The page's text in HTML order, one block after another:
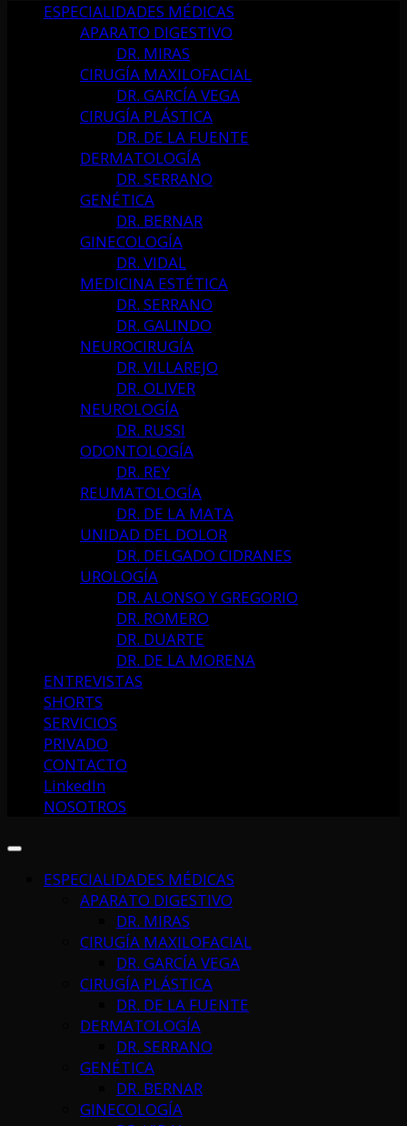
ESPECIALIDADES MÉDICAS
APARATO DIGESTIVO
DR. MIRAS
CIRUGÍA MAXILOFACIAL
DR. GARCÍA VEGA
CIRUGÍA PLÁSTICA
DR. DE LA FUENTE
DERMATOLOGÍA
DR. SERRANO
GENÉTICA
DR. BERNAR
GINECOLOGÍA
DR. VIDAL
MEDICINA ESTÉTICA
DR. SERRANO
DR. GALINDO
NEUROCIRUGÍA
DR. VILLAREJO
DR. OLIVER
NEUROLOGÍA
DR. RUSSI
ODONTOLOGÍA
DR. REY
REUMATOLOGÍA
DR. DE LA MATA
UNIDAD DEL DOLOR
DR. DELGADO CIDRANES
UROLOGÍA
DR. ALONSO Y GREGORIO
DR. ROMERO
DR. DUARTE
DR. DE LA MORENA
ENTREVISTAS
SHORTS
SERVICIOS
PRIVADO
CONTACTO
LinkedIn
NOSOTROS
ESPECIALIDADES MÉDICAS
APARATO DIGESTIVO
DR. MIRAS
CIRUGÍA MAXILOFACIAL
DR. GARCÍA VEGA
CIRUGÍA PLÁSTICA
DR. DE LA FUENTE
DERMATOLOGÍA
DR. SERRANO
GENÉTICA
DR. BERNAR
GINECOLOGÍA